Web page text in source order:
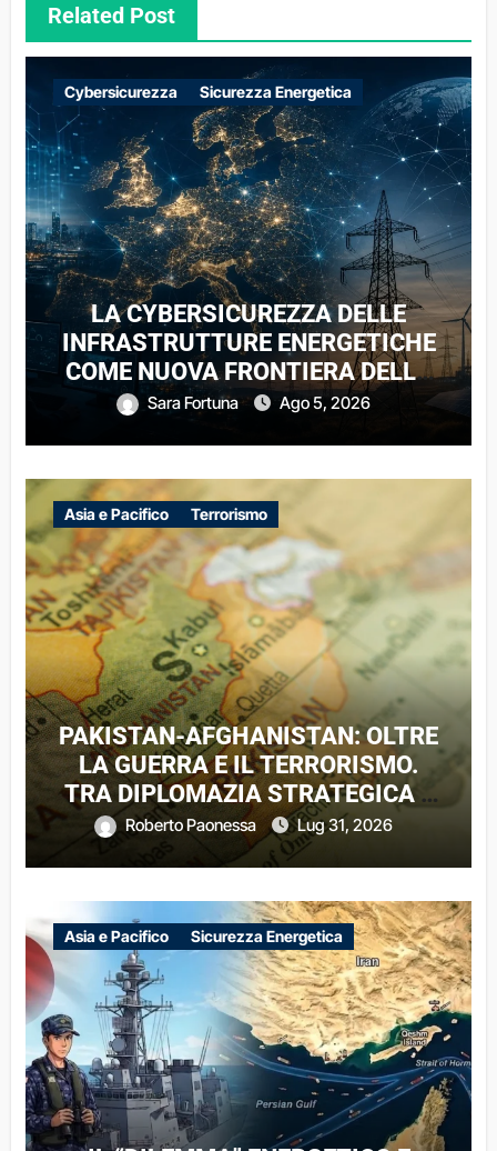
Related Post
Cybersicurezza Sicurezza Energetica
LA CYBERSICUREZZA DELLE
INFRASTRUTTURE ENERGETICHE
COME NUOVA FRONTIERA DELLA
COMPETIZIONE GEOPOLITICA: IL
GUERRA IBRIDA
Sara Fortuna Ago 5, 2026
Asia e Pacifico Terrorismo
PAKISTAN-AFGHANISTAN: OLTRE
LA GUERRA E IL TERRORISMO.
TRA DIPLOMAZIA STRATEGICA E
DINAMICHE DI UN CONFLITTO
REGIONALE
Roberto Paonessa Lug 31, 2026
Asia e Pacifico Sicurezza Energetica